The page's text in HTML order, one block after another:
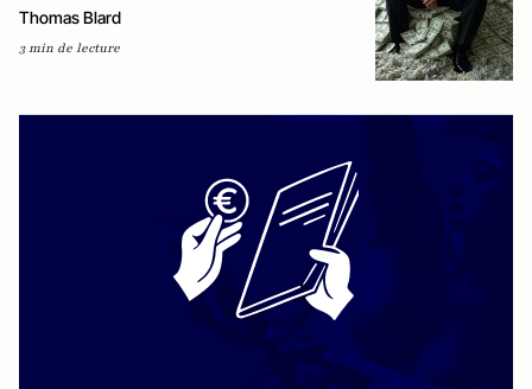
Thomas Blard
3 min de lecture